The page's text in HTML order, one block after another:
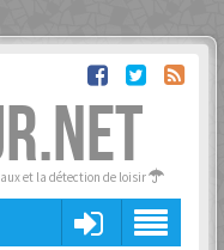
et la détection de loisir